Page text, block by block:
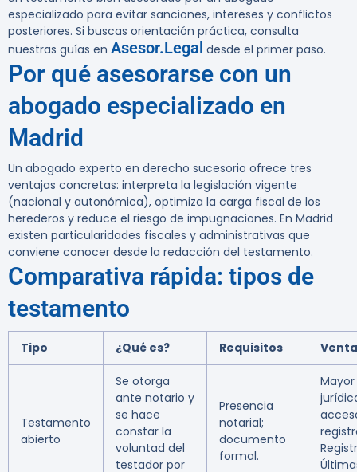
especializado para evitar sanciones, intereses y conflictos
posteriores. Si buscas orientación práctica, consulta
nuestras guías en Asesor.Legal desde el primer paso.
Por qué asesorarse con un
abogado especializado en
Madrid
Un abogado experto en derecho sucesorio ofrece tres
ventajas concretas: interpreta la legislación vigente
(nacional y autonómica), optimiza la carga fiscal de los
herederos y reduce el riesgo de impugnaciones. En Madrid
existen particularidades fiscales y administrativas que
conviene conocer desde la redacción del testamento.
Comparativa rápida: tipos de
testamento
Tipo ¿Qué es? Requisitos
Testamento
abierto
Se otorga
ante notario y
se hace
constar la
voluntad del
testador por
Presencia
notarial;
documento
formal.